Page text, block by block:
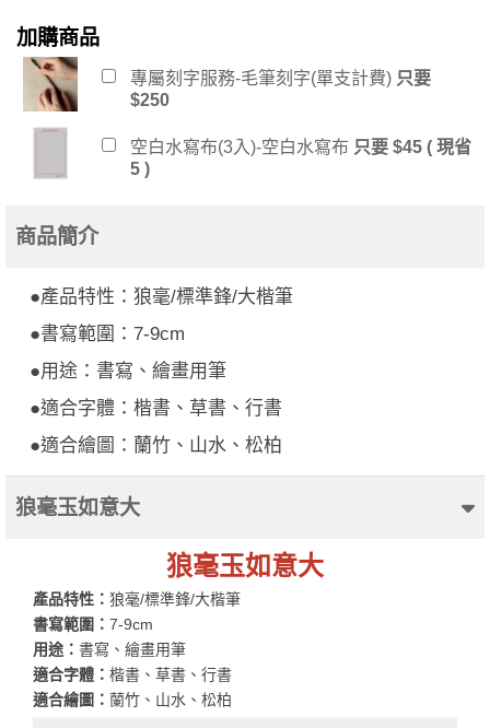
加購商品
專屬刻字服務-毛筆刻字(單支計費) 只要
$250
空白水寫布(3入)-空白水寫布 只要 $45 ( 現省
5 )
商品簡介
●產品特性：狼毫/標準鋒/大楷筆
●書寫範圍：7-9cm
●用途：書寫、繪畫用筆
●適合字體：楷書、草書、行書
●適合繪圖：蘭竹、山水、松柏
狼毫玉如意大
狼毫玉如意大
產品特性： 狼毫/標準鋒/大楷筆
書寫範圍： 7-9cm
用途： 書寫、繪畫用筆
適合字體： 楷書、草書、行書
適合繪圖： 蘭竹、山水、松柏